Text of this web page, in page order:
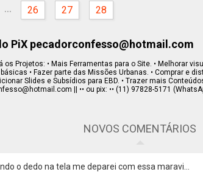
... 26 27 28
PiX pecadorconfesso@hotmail.com
Projetos: • Mais Ferramentas para o Site. • Melhorar
• Fazer parte das Missões Urbanas. • Comprar e
Slides e Subsídios para EBD. • Trazer mais
|| •• ou pix: •• (11) 97828-5171
NOVOS COMENTÁRIOS
o dedo na tela me deparei com essa maravi...